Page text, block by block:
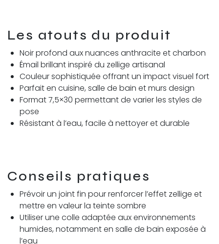
Les atouts du produit
Noir profond aux nuances anthracite et charbon
Émail brillant inspiré du zellige artisanal
Couleur sophistiquée offrant un impact visuel fort
Parfait en cuisine, salle de bain et murs design
Format 7,5×30 permettant de varier les styles de
pose
Résistant à l’eau, facile à nettoyer et durable
Conseils pratiques
Prévoir un joint fin pour renforcer l’effet zellige et
mettre en valeur la teinte sombre
Utiliser une colle adaptée aux environnements
humides, notamment en salle de bain exposée à
l’eau